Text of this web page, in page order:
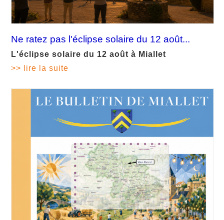
Ne ratez pas l'éclipse solaire du 12 août...
L'éclipse solaire du 12 août à Miallet
>> lire la suite